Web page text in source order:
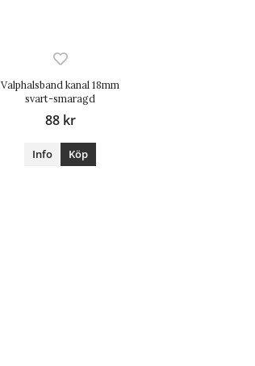
Valphalsband kanal 18mm
svart-smaragd
88 kr
Info Köp